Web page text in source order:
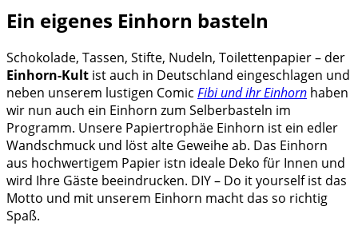
Ein eigenes Einhorn basteln
Schokolade, Tassen, Stifte, Nudeln, Toilettenpapier – der
Einhorn-Kult ist auch in Deutschland eingeschlagen und
neben unserem lustigen Comic Fibi und ihr Einhorn haben
wir nun auch ein Einhorn zum Selberbasteln im
Programm. Unsere Papiertrophäe Einhorn ist ein edler
Wandschmuck und löst alte Geweihe ab. Das Einhorn
aus hochwertigem Papier istn ideale Deko für Innen und
wird Ihre Gäste beeindrucken. DIY – Do it yourself ist das
Motto und mit unserem Einhorn macht das so richtig
Spaß.